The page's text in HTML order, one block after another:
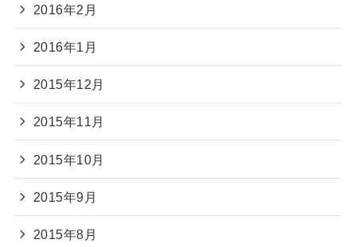
2016年2月
2016年1月
2015年12月
2015年11月
2015年10月
2015年9月
2015年8月